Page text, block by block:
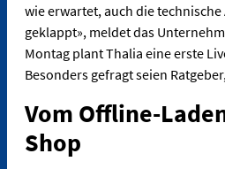
wie erwartet, auch die
geklappt», meldet das
Montag plant Thalia eine erste
Besonders gefragt seien
Vom Offline-
Shop